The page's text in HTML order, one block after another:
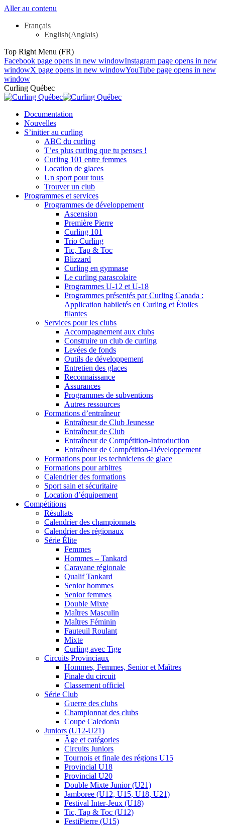
Aller au contenu
Français
English(Anglais)
Top Right Menu (FR)
Facebook page opens in new windowInstagram page opens in new
windowX page opens in new windowYouTube page opens in new
window
Curling Québec
Documentation
Nouvelles
S’initier au curling
ABC du curling
T’es plus curling que tu penses !
Curling 101 entre femmes
Location de glaces
Un sport pour tous
Trouver un club
Programmes et services
Programmes de développement
Ascension
Première Pierre
Curling 101
Trio Curling
Tic, Tap & Toc
Blizzard
Curling en gymnase
Le curling parascolaire
Programmes U-12 et U-18
Programmes présentés par Curling Canada :
Application habiletés en Curling et Étoiles
filantes
Services pour les clubs
Accompagnement aux clubs
Construire un club de curling
Levées de fonds
Outils de développement
Entretien des glaces
Reconnaissance
Assurances
Programmes de subventions
Autres ressources
Formations d’entraîneur
Entraîneur de Club Jeunesse
Entraîneur de Club
Entraîneur de Compétition-Introduction
Entraîneur de Compétition-Développement
Formations pour les techniciens de glace
Formations pour arbitres
Calendrier des formations
Sport sain et sécuritaire
Location d’équipement
Compétitions
Résultats
Calendrier des championnats
Calendrier des régionaux
Série Élite
Femmes
Hommes – Tankard
Caravane régionale
Qualif Tankard
Senior hommes
Senior femmes
Double Mixte
Maîtres Masculin
Maîtres Féminin
Fauteuil Roulant
Mixte
Curling avec Tige
Circuits Provinciaux
Hommes, Femmes, Senior et Maîtres
Finale du circuit
Classement officiel
Série Club
Guerre des clubs
Championnat des clubs
Coupe Caledonia
Juniors (U12-U21)
Âge et catégories
Circuits Juniors
Tournois et finale des régions U15
Provincial U18
Provincial U20
Double Mixte Junior (U21)
Jamboree (U12, U15, U18, U21)
Festival Inter-Jeux (U18)
Tic, Tap & Toc (U12)
FestiPierre (U15)